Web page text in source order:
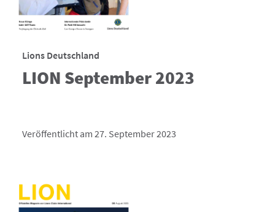
Lions Deutschland
LION September 2023
Veröffentlicht am 27. September 2023